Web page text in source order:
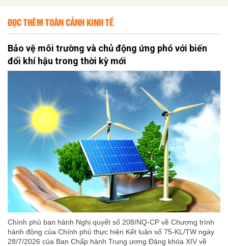
ĐỌC THÊM TOÀN CẢNH KINH TẾ
Bảo vệ môi trường và chủ động ứng phó với biến
đổi khí hậu trong thời kỳ mới
Chính phủ ban hành Nghị quyết số 208/NQ-CP về Chương trình
hành động của Chính phủ thực hiện Kết luận số 75-KL/TW ngày
28/7/2026 của Ban Chấp hành Trung ương Đảng khóa XIV về